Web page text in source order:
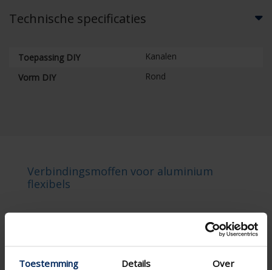
Toestemming Details Over
Technische specificaties
Toepassing DIY
Kanalen
Vorm DIY
Rond
Verbindingsmoffen voor aluminium
flexibels